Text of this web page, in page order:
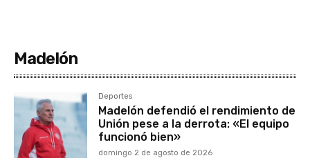
Madelón
Deportes
Madelón defendió el rendimiento de
Unión pese a la derrota: «El equipo
funcionó bien»
domingo 2 de agosto de 2026